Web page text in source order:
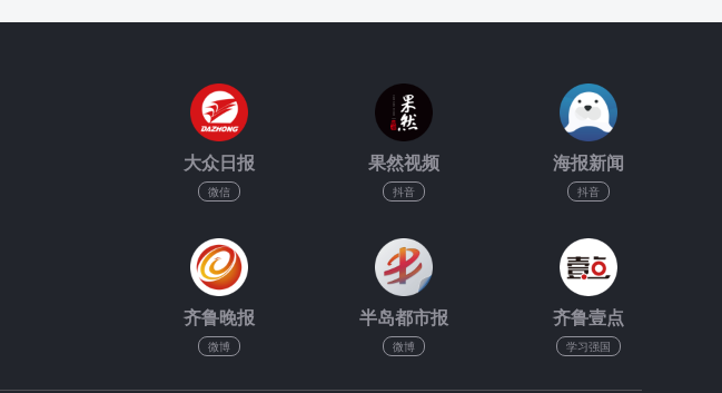
大众日报
微信
果然视频
抖音
海报新闻
抖音
齐鲁晚报
微博
半岛都市报
微博
齐鲁壹点
学习强国